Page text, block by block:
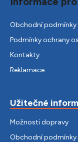
Obchodní podmínky
Podmínky ochrany
Kontakty
Reklamace
Užitečné
Možnosti dopravy
Obchodní podmínky